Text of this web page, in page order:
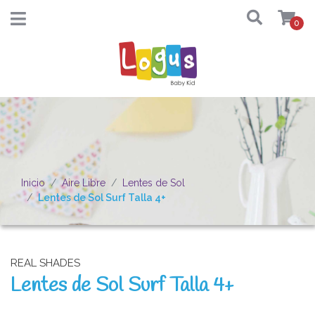
0
Inicio Aire Libre
Lentes de Sol
Lentes de Sol Surf Talla 4+
REAL SHADES
Lentes de Sol Surf Talla 4+